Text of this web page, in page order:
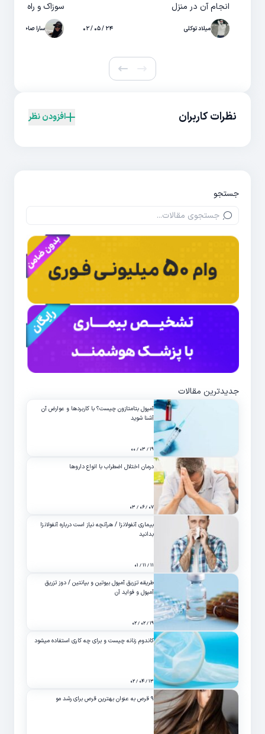
انجام آن در منزل
میلاد توکلی ۲۴ / ۰۵ / ۰۲
سوزاک و راه های
سارا صاحبی
نظرات کاربران افزودن نظر
جستجو
جدیدترین مقالات
آمپول بتامتازون چیست؟ با کاربردها و عوارض آن
آشنا شوید
۱۹ / ۰۳ / ۰۰
درمان اختلال اضطراب با انواع داروها
۰۷ / ۰۶ / ۰۳
بیماری آنفولانزا / هرآنچه نیاز است درباره آنفولانزا
بدانید
۱۱ / ۱۱ / ۰۱
طریقه تزریق آمپول بیوتین و بپانتین / دوز تزریق
آمپول و فواید آن
۱۹ / ۰۲ / ۰۲
کاندوم زنانه چیست و برای چه کاری استفاده میشود
۱۳ / ۰۴ / ۰۲
۹ قرص به عنوان بهترین قرص برای رشد مو